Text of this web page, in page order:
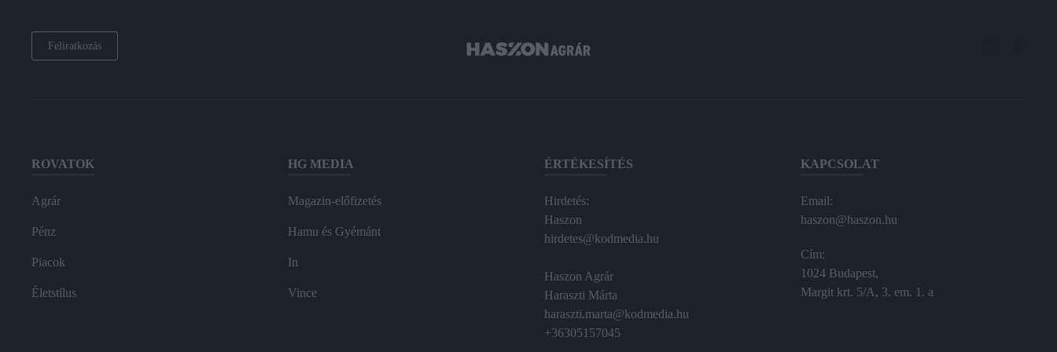
Feliratkozás
ROVATOK
Agrár
Pénz
Piacok
Életstílus
HG MEDIA
Magazin-előfizetés
Hamu és Gyémánt
In
Vince
ÉRTÉKESÍTÉS
Hirdetés:
Haszon
hirdetes@kodmedia.hu
Haszon Agrár
Haraszti Márta
haraszti.marta@kodmedia.hu
+36305157045
KAPCSOLAT
Email:
haszon@haszon.hu
Cím:
1024 Budapest,
Margit krt. 5/A, 3. em. 1. a